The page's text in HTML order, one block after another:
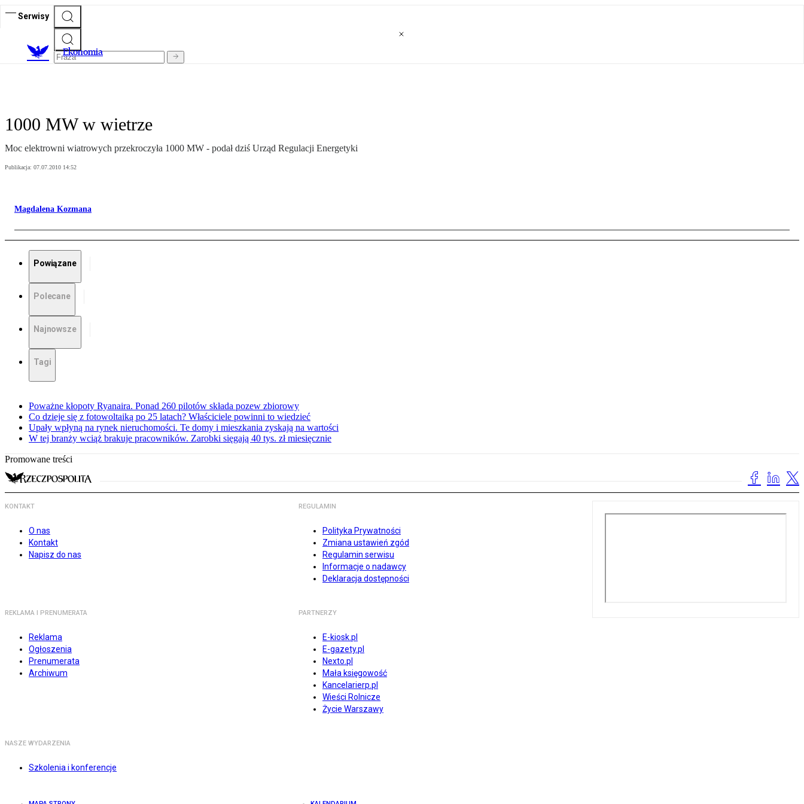
Serwisy
Ekonomia
1000 MW w wietrze
Moc elektrowni wiatrowych przekroczyła 1000 MW - podał dziś Urząd Regulacji Energetyki
Publikacja: 07.07.2010 14:52
Magdalena Kozmana
Powiązane
Polecane
Najnowsze
Tagi
Poważne kłopoty Ryanaira. Ponad 260 pilotów składa pozew zbiorowy
Co dzieje się z fotowoltaiką po 25 latach? Właściciele powinni to wiedzieć
Upały wpłyną na rynek nieruchomości. Te domy i mieszkania zyskają na wartości
W tej branży wciąż brakuje pracowników. Zarobki sięgają 40 tys. zł miesięcznie
Promowane treści
KONTAKT
O nas
Kontakt
Napisz do nas
REGULAMIN
Polityka Prywatności
Zmiana ustawień zgód
Regulamin serwisu
Informacje o nadawcy
Deklaracja dostępności
REKLAMA I PRENUMERATA
Reklama
Ogłoszenia
Prenumerata
Archiwum
PARTNERZY
E-kiosk.pl
E-gazety.pl
Nexto.pl
Mała księgowość
Kancelarierp.pl
Wieści Rolnicze
Życie Warszawy
NASZE WYDARZENIA
Szkolenia i konferencje